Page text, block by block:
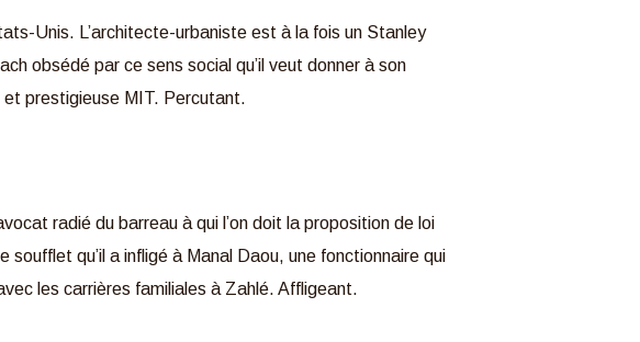
Unis. L’architecte-urbaniste est à la fois un Stanley
obsédé par ce sens social qu’il veut donner à son
et prestigieuse MIT. Percutant.
radié du barreau à qui l’on doit la proposition de loi
qu’il a infligé à Manal Daou, une fonctionnaire qui
les carrières familiales à Zahlé. Affligeant.